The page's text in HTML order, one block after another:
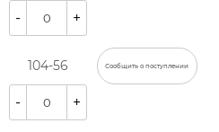
- +
104-56 Сообщить о поступлении
- +